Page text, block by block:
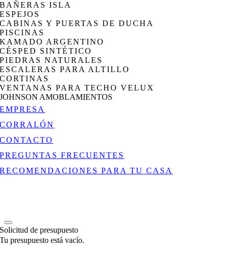
BAÑERAS ISLA
ESPEJOS
CABINAS Y PUERTAS DE DUCHA
PISCINAS
KAMADO ARGENTINO
CÉSPED SINTÉTICO
PIEDRAS NATURALES
ESCALERAS PARA ALTILLO
CORTINAS
VENTANAS PARA TECHO VELUX
JOHNSON AMOBLAMIENTOS
EMPRESA
CORRALÓN
CONTACTO
PREGUNTAS FRECUENTES
RECOMENDACIONES PARA TU CASA
Solicitud de presupuesto
Tu presupuesto está vacío.